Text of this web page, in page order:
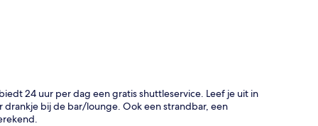
24 uur per dag een gratis shuttleservice. Leef je uit in
bij de bar/lounge. Ook een strandbar, een